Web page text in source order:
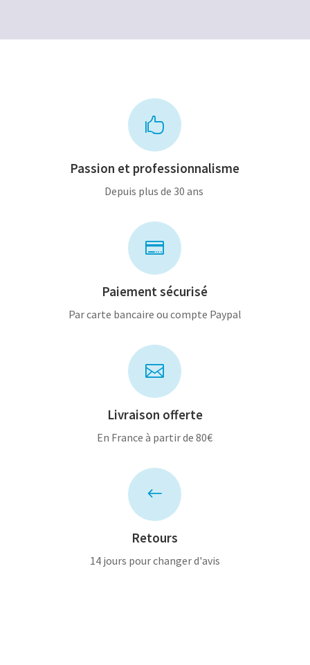

Passion et professionnalisme
Depuis plus de 30 ans

Paiement sécurisé
Par carte bancaire ou compte Paypal

Livraison offerte
En France à partir de 80€
#
Retours
14 jours pour changer d'avis